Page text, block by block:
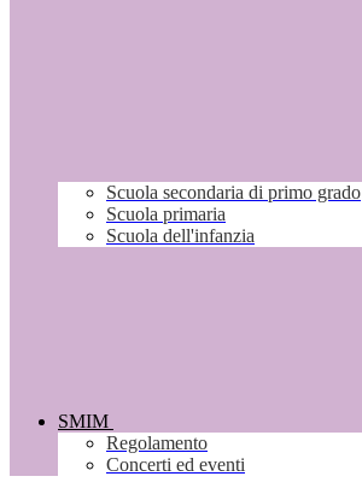
Scuola secondaria di primo grado
Scuola primaria
Scuola dell'infanzia
SMIM
Regolamento
Concerti ed eventi